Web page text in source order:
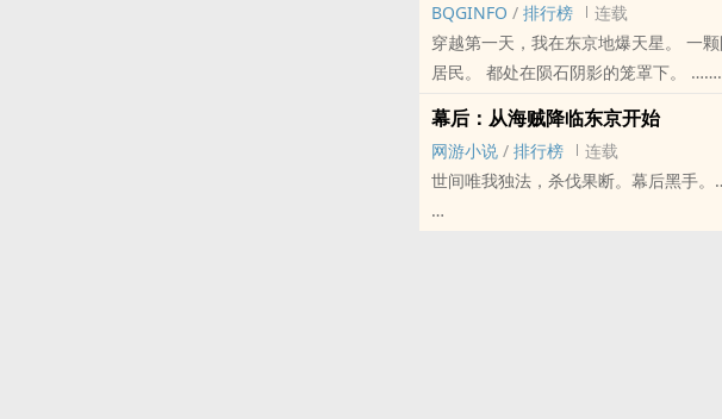
一本略黑暗向的小说。
BQGINFO / 排行榜
连载
穿越第一天，我在东京地爆天星。 一颗陨石悬吊在东京正上空。 1300万东京居民。 3700万东京圈
友推荐哦！
幕后：从海贼降临东京开始
网游小说 / 排行榜
连载
世间唯我独法，杀伐果断。幕后黑